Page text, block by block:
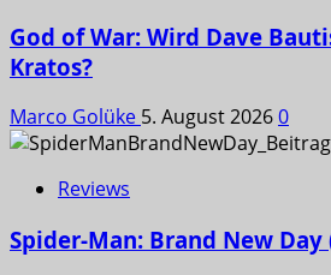
God of War: Wird Dave
Kratos?
Marco Golüke 5. August 20260
Reviews
Spider-Man: Brand New Day